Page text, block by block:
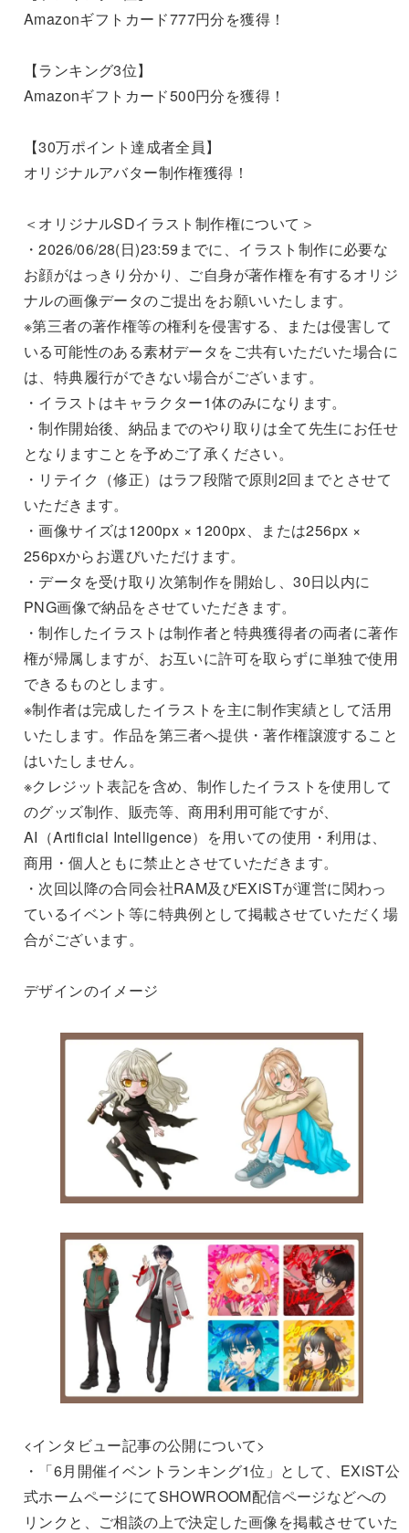
Amazonギフトカード777円分を獲得！
【ランキング3位】
Amazonギフトカード500円分を獲得！
【30万ポイント達成者全員】
オリジナルアバター制作権獲得！
＜オリジナルSDイラスト制作権について＞
・2026/06/28(日)23:59までに、イラスト制作に必要な
お顔がはっきり分かり、ご自身が著作権を有するオリジ
ナルの画像データのご提出をお願いいたします。
※第三者の著作権等の権利を侵害する、または侵害して
いる可能性のある素材データをご共有いただいた場合に
は、特典履行ができない場合がございます。
・イラストはキャラクター1体のみになります。
・制作開始後、納品までのやり取りは全て先生にお任せ
となりますことを予めご了承ください。
・リテイク（修正）はラフ段階で原則2回までとさせて
いただきます。
・画像サイズは1200px × 1200px、または256px ×
256pxからお選びいただけます。
・データを受け取り次第制作を開始し、30日以内に
PNG画像で納品をさせていただきます。
・制作したイラストは制作者と特典獲得者の両者に著作
権が帰属しますが、お互いに許可を取らずに単独で使用
できるものとします。
※制作者は完成したイラストを主に制作実績として活用
いたします。作品を第三者へ提供・著作権譲渡すること
はいたしません。
※クレジット表記を含め、制作したイラストを使用して
のグッズ制作、販売等、商用利用可能ですが、
AI（Artificial Intelligence）を用いての使用・利用は、
商用・個人ともに禁止とさせていただきます。
・次回以降の合同会社RAM及びEXiSTが運営に関わっ
ているイベント等に特典例として掲載させていただく場
合がございます。
デザインのイメージ
<インタビュー記事の公開について>
・「6月開催イベントランキング1位」として、EXiST公
式ホームページにてSHOWROOM配信ページなどへの
リンクと、ご相談の上で決定した画像を掲載させていた